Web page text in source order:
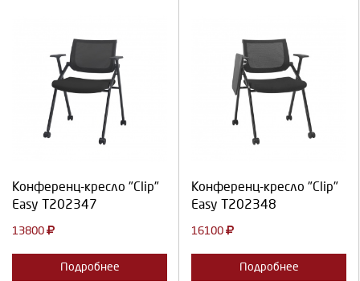
Конференц-кресло "Clip"
Easy Т202347
13800
Подробнее
Выберите количество:
Конференц-кресло "Clip"
Easy Т202348
16100
Подробнее
Выберите количество: